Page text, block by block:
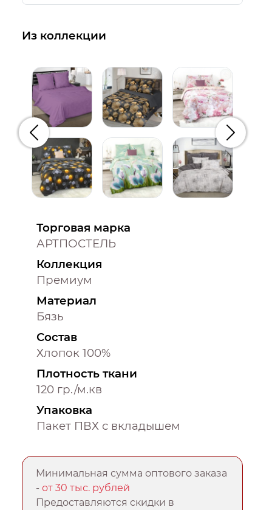
Из коллекции
Предыдущий
Торговая марка
АРТПОСТЕЛЬ
Коллекция
Премиум
Материал
Бязь
Состав
Хлопок 100%
Плотность ткани
120 гр./м.кв
Упаковка
Пакет ПВХ с вкладышем
Минимальная сумма оптового заказа
-от 30 тыс. рублей
Предоставляются скидки в